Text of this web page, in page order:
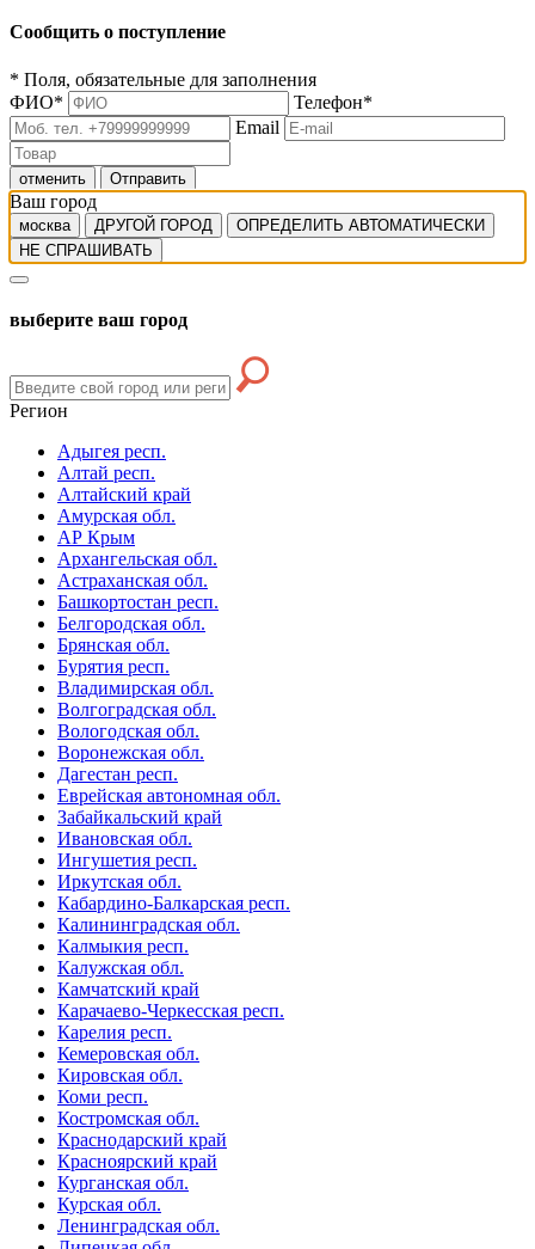
Сообщить о поступление
* Поля, обязательные для заполнения
ФИО* Телефон*
Email
отменить Отправить
Ваш город
москва ДРУГОЙ ГОРОД
ОПРЕДЕЛИТЬ АВТОМАТИЧЕСКИ
НЕ СПРАШИВАТЬ
выберите ваш город
Регион
Адыгея респ.
Алтай респ.
Алтайский край
Амурская обл.
АР Крым
Архангельская обл.
Астраханская обл.
Башкортостан респ.
Белгородская обл.
Брянская обл.
Бурятия респ.
Владимирская обл.
Волгоградская обл.
Вологодская обл.
Воронежская обл.
Дагестан респ.
Еврейская автономная обл.
Забайкальский край
Ивановская обл.
Ингушетия респ.
Иркутская обл.
Кабардино-Балкарская респ.
Калининградская обл.
Калмыкия респ.
Калужская обл.
Камчатский край
Карачаево-Черкесская респ.
Карелия респ.
Кемеровская обл.
Кировская обл.
Коми респ.
Костромская обл.
Краснодарский край
Красноярский край
Курганская обл.
Курская обл.
Ленинградская обл.